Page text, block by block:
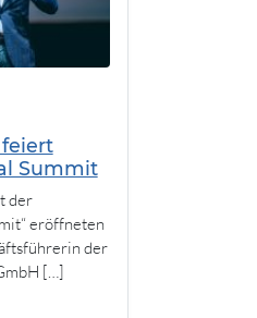
Summit
der
eröffneten
der
[…]